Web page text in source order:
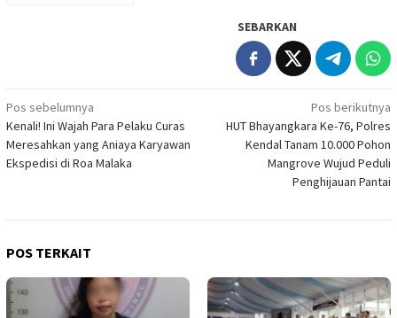
SEBARKAN
Navigasi
pos
Pos sebelumnya
Kenali! Ini Wajah Para Pelaku Curas
Meresahkan yang Aniaya Karyawan
Ekspedisi di Roa Malaka
Pos berikutnya
HUT Bhayangkara Ke-76, Polres
Kendal Tanam 10.000 Pohon
Mangrove Wujud Peduli
Penghijauan Pantai
POS TERKAIT